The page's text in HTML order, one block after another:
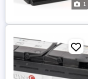
1